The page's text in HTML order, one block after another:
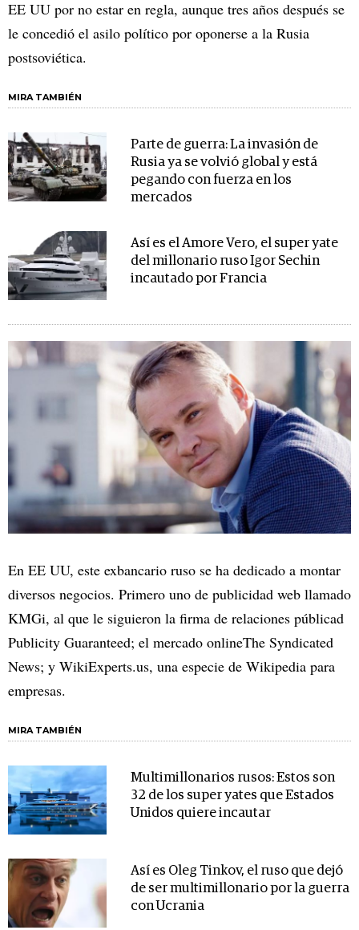
EE UU por no estar en regla, aunque tres años después se
le concedió el asilo político por oponerse a la Rusia
postsoviética.
MIRA TAMBIÉN
Parte de guerra: La invasión de
Rusia ya se volvió global y está
pegando con fuerza en los
mercados
Así es el Amore Vero, el super yate
del millonario ruso Igor Sechin
incautado por Francia
En EE UU, este exbancario ruso se ha dedicado a montar
diversos negocios. Primero uno de publicidad web llamado
KMGi, al que le siguieron la firma de relaciones públicad
Publicity Guaranteed; el mercado onlineThe Syndicated
News; y WikiExperts.us, una especie de Wikipedia para
empresas.
MIRA TAMBIÉN
Multimillonarios rusos: Estos son
32 de los super yates que Estados
Unidos quiere incautar
Así es Oleg Tinkov, el ruso que dejó
de ser multimillonario por la guerra
con Ucrania